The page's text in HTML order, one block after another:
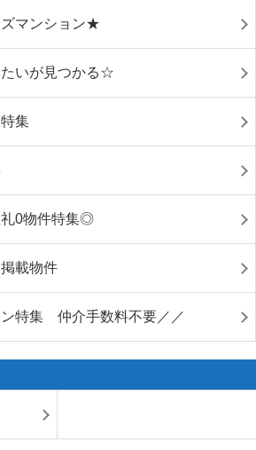
マンション★
いが見つかる☆
集
礼0物件特集◎
載物件
特集 仲介手数料不要／／